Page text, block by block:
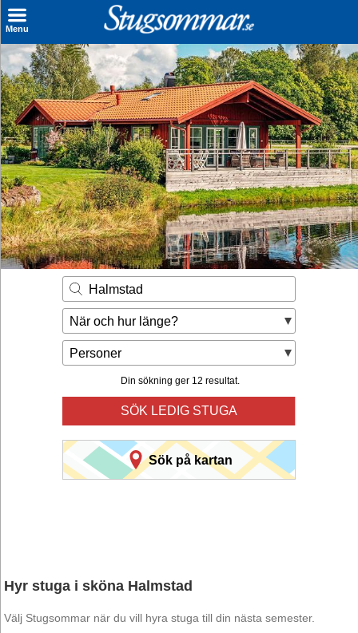
Menu
Sök stuga
Sista Minuten
Genvägar
Inspiration
Kontakt
Husägare
Se hur mycket du kan tjäna
Räkna ut din
hyresintäkt
Halmstad
När och hur länge?
Personer
Din sökning ger 12 resultat.
SÖK LEDIG STUGA
Sök på kartan
Hyr stuga i sköna Halmstad
Välj Stugsommar när du vill hyra stuga till din nästa semester.